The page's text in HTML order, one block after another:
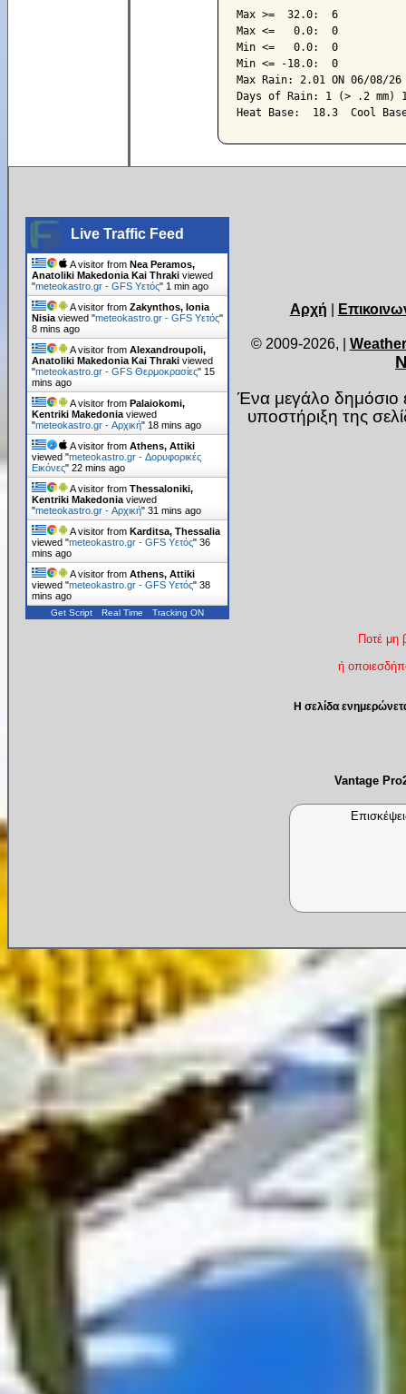
Max >=  32.0:  6
Max <=   0.0:  0
Min <=   0.0:  0
Min <= -18.0:  0
Max Rain: 2.01 ON 06/08/26
Days of Rain: 1 (> .2 mm)
Live Traffic Feed
A visitor fromNea Peramos,
Anatoliki Makedonia Kai Thraki viewed
"meteokastro.gr - GFS Υετός" 1 min ago
A visitor fromZakynthos, Ionia
Nisia viewed "meteokastro.gr - GFS Υετός"
8 mins ago
A visitor fromAlexandroupoli,
Anatoliki Makedonia Kai Thraki viewed
"meteokastro.gr - GFS Θερμοκρασίες" 15
mins ago
A visitor fromPalaiokomi,
Kentriki Makedonia viewed
"meteokastro.gr - Αρχική" 18 mins ago
A visitor fromAthens, Attiki
viewed "meteokastro.gr - Δορυφορικές
Εικόνες"22 mins ago
A visitor fromThessaloniki,
Kentriki Makedonia viewed
"meteokastro.gr - Αρχική"31 mins ago
A visitor fromKarditsa, Thessalia
viewed "meteokastro.gr - GFS Υετός"36
mins ago
A visitor fromAthens, Attiki
viewed "meteokastro.gr - GFS Υετός"38
mins ago
Get Script Real Time Tracking ON
Αρχή |
© 2009-2026, |
Ένα μεγάλο δημόσιο
υποστήριξη της
Ποτέ μη
ή
Η σελίδα
Vantage